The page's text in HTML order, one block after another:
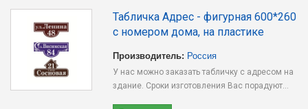
Табличка Адрес - фигурная 600*260
с номером дома, на пластике
Производитель: Россия
У нас можно заказать табличку с адресом на
здание. Сроки изготовления Вас порадуют...